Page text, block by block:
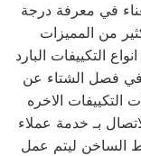
في معرفة درجة
من المميزات
التكييفات البارد
في فصل الشتاء عن
الاخره
بـ خدمة عملاء
الساخن ليتم عمل